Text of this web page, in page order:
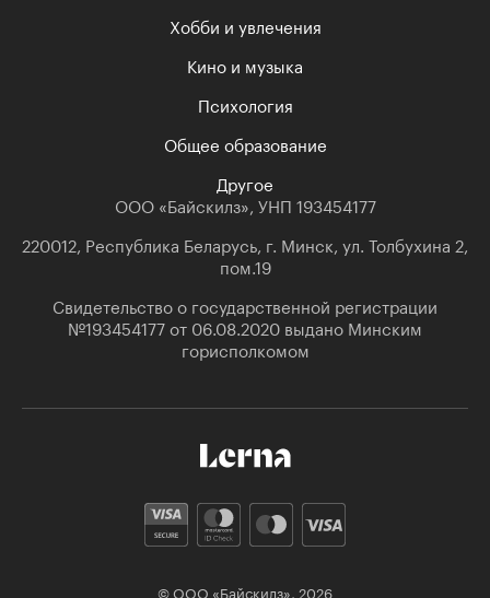
Хобби и увлечения
Кино и музыка
Психология
Общее образование
Другое
ООО «Байскилз», УНП 193454177
220012, Республика Беларусь, г. Минск, ул. Толбухина 2,
пом.19
Свидетельство о государственной регистрации
№193454177 от 06.08.2020 выдано Минским
горисполкомом
© ООО «Байскилз», 2026